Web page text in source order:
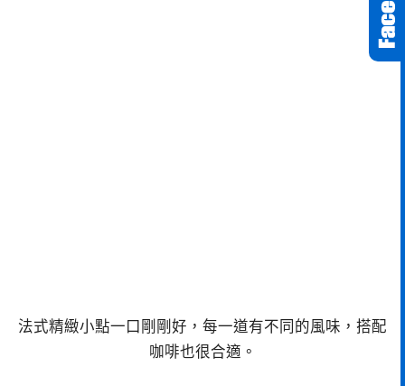
法式精緻小點一口剛剛好，每一道有不同的風味，搭配
咖啡也很合適。